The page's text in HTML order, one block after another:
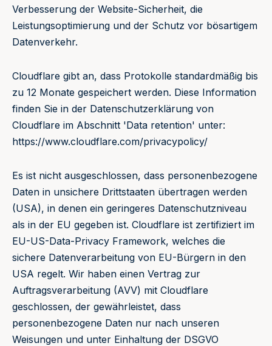
Verbesserung der Website-Sicherheit, die
Leistungsoptimierung und der Schutz vor bösartigem
Datenverkehr.
Cloudflare gibt an, dass Protokolle standardmäßig bis
zu 12 Monate gespeichert werden. Diese Information
finden Sie in der Datenschutzerklärung von
Cloudflare im Abschnitt 'Data retention' unter:
https://www.cloudflare.com/privacypolicy/
Es ist nicht ausgeschlossen, dass personenbezogene
Daten in unsichere Drittstaaten übertragen werden
(USA), in denen ein geringeres Datenschutzniveau
als in der EU gegeben ist. Cloudflare ist zertifiziert im
EU-US-Data-Privacy Framework, welches die
sichere Datenverarbeitung von EU-Bürgern in den
USA regelt. Wir haben einen Vertrag zur
Auftragsverarbeitung (AVV) mit Cloudflare
geschlossen, der gewährleistet, dass
personenbezogene Daten nur nach unseren
Weisungen und unter Einhaltung der DSGVO